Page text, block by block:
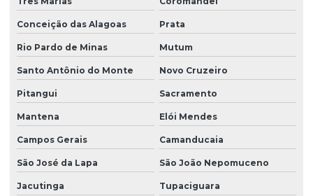
Conceição das Alagoas Prata
Rio Pardo de Minas Mutum
Santo Antônio do Monte Novo Cruzeiro
Pitangui Sacramento
Mantena Elói Mendes
Campos Gerais Camanducaia
São José da Lapa São João Nepomuceno
Jacutinga Tupaciguara